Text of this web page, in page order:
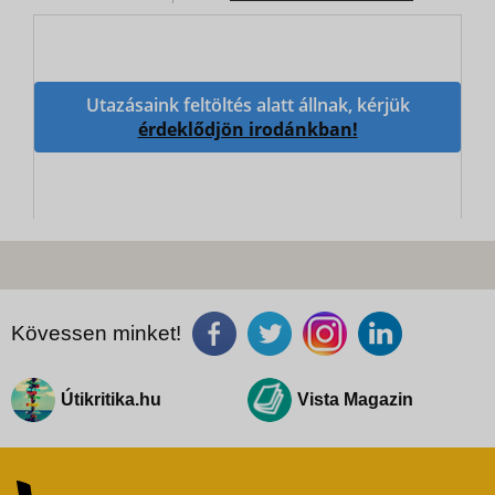
Utazásaink feltöltés alatt állnak, kérjük
érdeklődjön irodánkban!
Kövessen minket!
Útikritika.hu Vista Magazin